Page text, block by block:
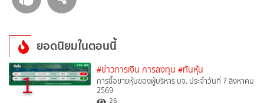
ยอดนิยมในตอนนี้
1 #ข่าวการเงิน การลงทุน #ทันหุ้น
การซื้อขายหุ้นของผู้บริหาร บจ. ประจำวันที่ 7 สิงหาคม
2569
26